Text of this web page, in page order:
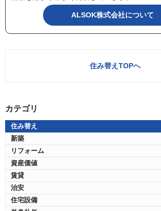
ALSOK株式会社について
住み替えTOPへ
カテゴリ
住み替え
新築
リフォーム
資産価値
賃貸
治安
住宅設備